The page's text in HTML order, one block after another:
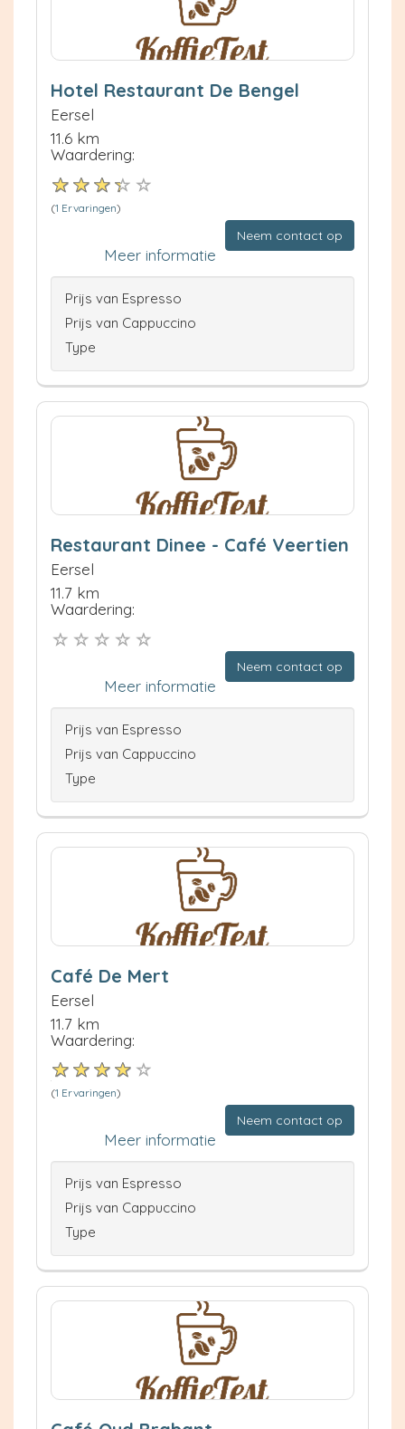
Hotel Restaurant De Bengel
Eersel
11.6 km
Waardering:
(1 Ervaringen)
Neem contact op
Meer informatie
Prijs van Espresso
Prijs van Cappuccino
Type
Restaurant Dinee - Café Veertien
Eersel
11.7 km
Waardering:
Neem contact op
Meer informatie
Prijs van Espresso
Prijs van Cappuccino
Type
Café De Mert
Eersel
11.7 km
Waardering:
(1 Ervaringen)
Neem contact op
Meer informatie
Prijs van Espresso
Prijs van Cappuccino
Type